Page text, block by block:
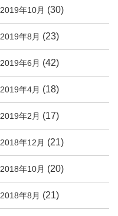
2019年10月 (30)
2019年8月 (23)
2019年6月 (42)
2019年4月 (18)
2019年2月 (17)
2018年12月 (21)
2018年10月 (20)
2018年8月 (21)